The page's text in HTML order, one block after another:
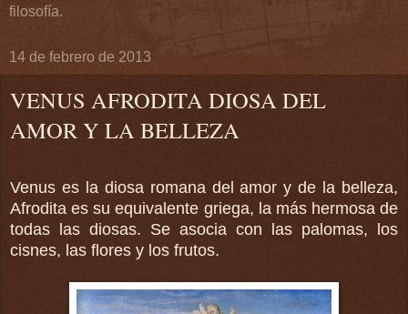
filosofía.
14 de febrero de 2013
VENUS AFRODITA DIOSA DEL
AMOR Y LA BELLEZA
Venus es la diosa romana del amor y de la belleza,
Afrodita es su equivalente griega, la más hermosa de
todas las diosas. Se asocia con las palomas, los
cisnes, las flores y los frutos.